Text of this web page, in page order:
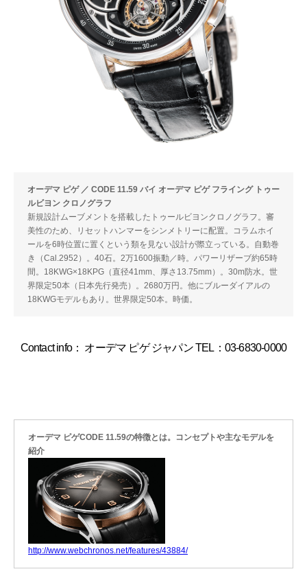
オーデマ ピゲ ／ CODE 11.59 バイ オーデマ ピゲ フライング トゥー
ルビヨン クロノグラフ
新規設計ムーブメントを搭載したトゥールビヨンクロノグラフ。審
美性のため、リセットハンマーをシンメトリーに配置。コラムホイ
ールを6時位置に置くという類を見ない設計が際立っている。自動巻
き（Cal.2952）。40石。2万1600振動／時。パワーリザーブ約65時
間。18KWG×18KPG（直径41mm、厚さ13.75mm）。30m防水。世
界限定50本（日本先行発売）。2680万円。他にブルーダイアルの
18KWGモデルもあり。世界限定50本。時価。
Contact info： オーデマ ピゲ ジャパン TEL：03-6830-0000
オーデマ ピゲCODE 11.59の特徴とは。コンセプトや主なモデルを
紹介
http://www.webchronos.net/features/43884/